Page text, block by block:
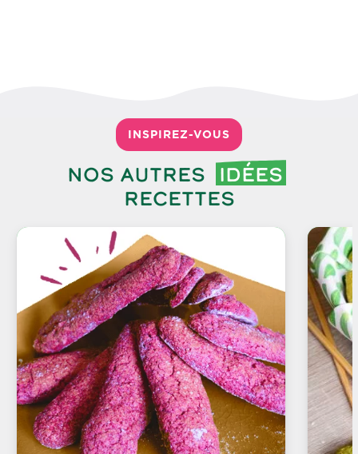
INSPIREZ-VOUS
Nos autres
idées
recettes